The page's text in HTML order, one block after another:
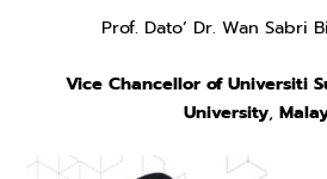
Prof. Dato’ Dr. Wan Sabri
Vice Chancellor of Universiti
University,